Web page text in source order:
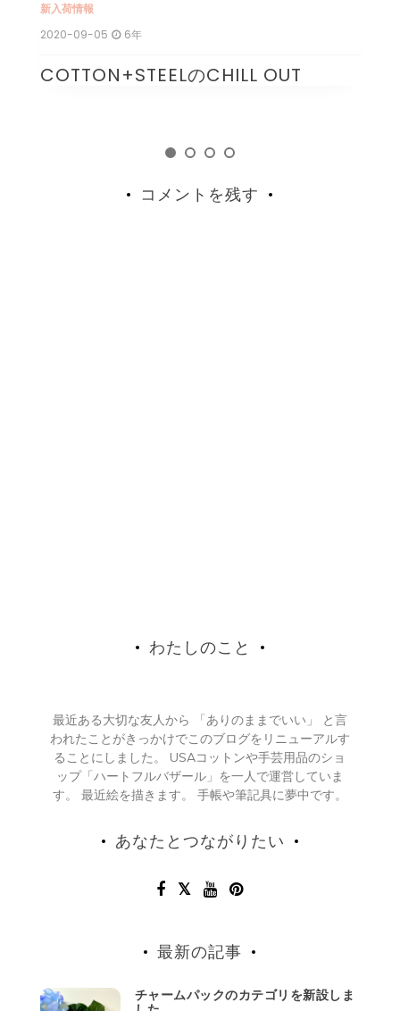
新入荷情報
2020-09-05 6年
COTTON+STEELのCHILL OUT
コメントを残す
わたしのこと
最近ある大切な友人から 「ありのままでいい」 と言
われたことがきっかけでこのブログをリニューアルす
ることにしました。 USAコットンや手芸用品のショ
ップ「ハートフルバザール」を一人で運営していま
す。 最近絵を描きます。 手帳や筆記具に夢中です。
あなたとつながりたい
最新の記事
チャームパックのカテゴリを新設しま